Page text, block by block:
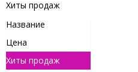
Хиты продаж
Название
Цена
Хиты продаж